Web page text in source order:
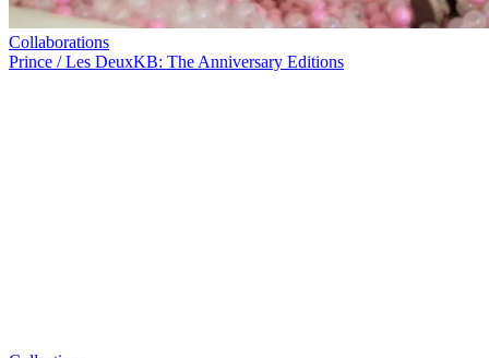
Collaborations
Prince / Les DeuxKB: The Anniversary Editions